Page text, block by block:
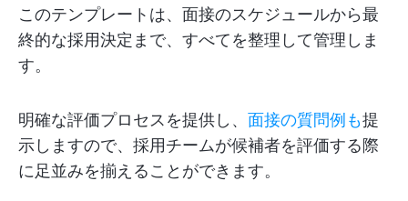
このテンプレートは、面接のスケジュールから最
終的な採用決定まで、すべてを整理して管理しま
す。
明確な評価プロセスを提供し、 面接の質問例も提
示しますので、採用チームが候補者を評価する際
に足並みを揃えることができます。